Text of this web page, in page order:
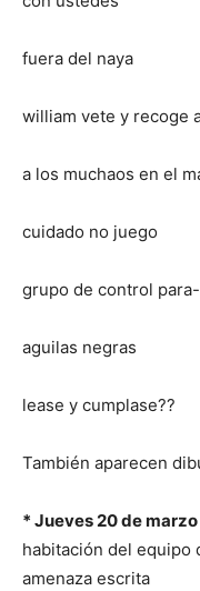
fuera del naya
william vete y recoge
a los muchaos en el
cuidado no juego
grupo de control
aguilas negras
lease y cumplase??
También aparecen
* Jueves 20 de marzo
habitación del equipo
amenaza escrita